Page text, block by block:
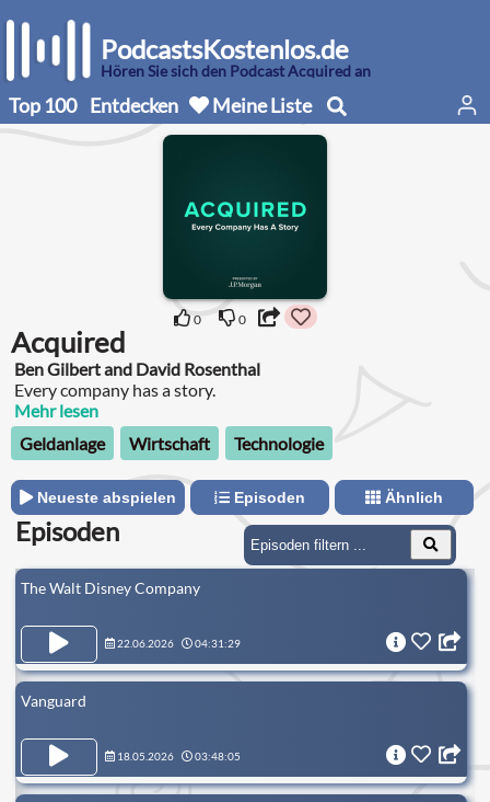
PodcastsKostenlos.de
Hören Sie sich den Podcast Acquired an
Top 100 Entdecken Meine Liste
0 0
Acquired
Ben Gilbert and David Rosenthal
Every company has a story.
Mehr lesen
Geldanlage
Wirtschaft Technologie
Neueste abspielen Episoden Ähnlich
Episoden
The Walt Disney Company
22.06.2026 04:31:29
Vanguard
18.05.2026 03:48:05